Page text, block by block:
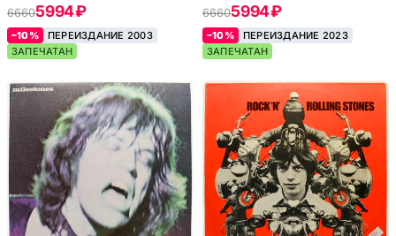
66605994 ₽
–10%
ПЕРЕИЗДАНИЕ 2003
ЗАПЕЧАТАН
66605994 ₽
–10%
ПЕРЕИЗДАНИЕ 2023
ЗАПЕЧАТАН